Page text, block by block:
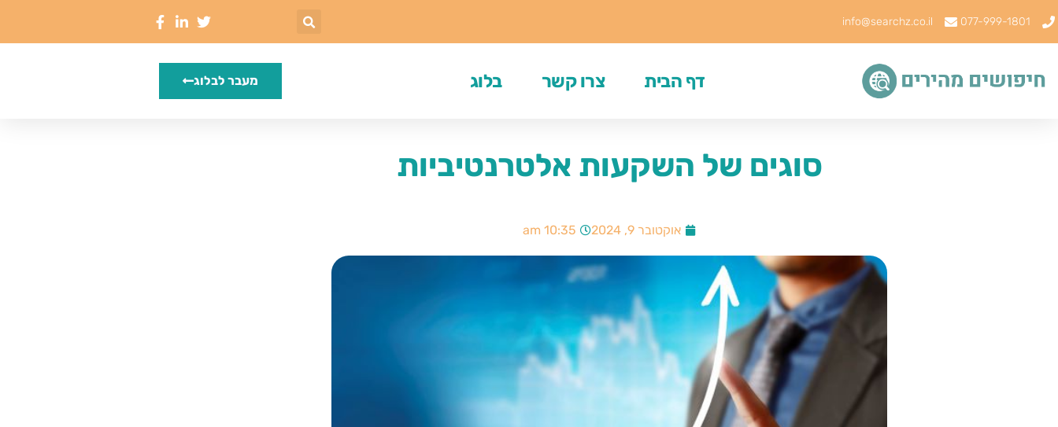
077-999-1801
info@searchz.co.il
דף הבית צרו קשר בלוג מעבר לבלוג
סוגים של השקעות אלטרנטיביות
אוקטובר 9, 2024 10:35 am